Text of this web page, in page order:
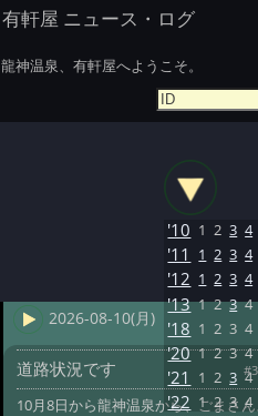
有軒屋 ニュース・ログ
龍神温泉、有軒屋へようこそ。
2026-08-10(月)
道路状況です
10月8日から龍神温泉から、ごまさ
'10 1 2 3 4
'11 1 2 3 4
'12 1 2 3 4
'13 1 2 3 4
'18 1 2 3 4
'20 1 2 3 4
'21 1 2 3 4
'22 1 2 3 4